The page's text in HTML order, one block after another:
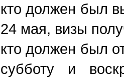
кто должен был
24 мая, визы
кто должен был
субботу и